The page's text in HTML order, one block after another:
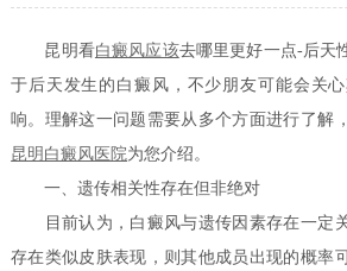
昆明看白癜风应该去哪里更好一点-后天
于后天发生的白癜风，不少朋友可能会关
响。理解这一问题需要从多个方面进行了解
昆明白癜风医院为您介绍。
一、遗传相关性存在但非绝对
目前认为，白癜风与遗传因素存在一定
存在类似皮肤表现，则其他成员出现的概率